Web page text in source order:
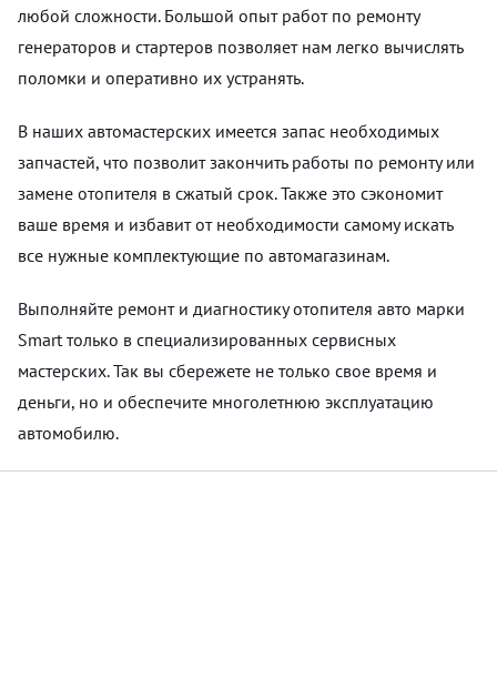
любой сложности. Большой опыт работ по ремонту
генераторов и стартеров позволяет нам легко вычислять
поломки и оперативно их устранять.
В наших автомастерских имеется запас необходимых
запчастей, что позволит закончить работы по ремонту или
замене отопителя в сжатый срок. Также это сэкономит
ваше время и избавит от необходимости самому искать
все нужные комплектующие по автомагазинам.
Выполняйте ремонт и диагностику отопителя авто марки
Smart только в специализированных сервисных
мастерских. Так вы сбережете не только свое время и
деньги, но и обеспечите многолетнюю эксплуатацию
автомобилю.